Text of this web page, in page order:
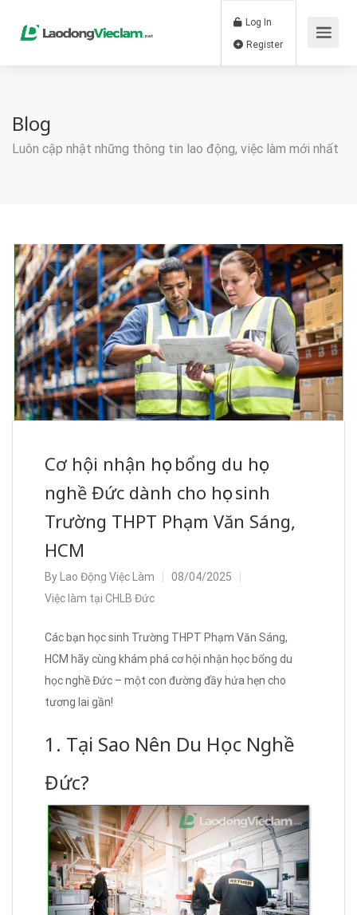
Log In
Blog
Luôn cập nhật những thông tin lao động, việc làm mới nhất
Cơ hội nhận học bổng du học
nghề Đức dành cho học sinh
Trường THPT Phạm Văn Sáng,
HCM
By Lao Động Việc Làm
08/04/2025
Việc làm tại CHLB Đức
Các bạn học sinh Trường THPT Phạm Văn Sáng,
HCM hãy cùng khám phá cơ hội nhận học bổng du
học nghề Đức – một con đường đầy hứa hẹn cho
tương lai gần!
1. Tại Sao Nên Du Học Nghề
Đức?